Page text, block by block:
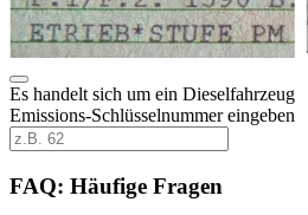
Es handelt sich um ein Dieselfahrzeug
Emissions-Schlüsselnummer eingeben
FAQ: Häufige Fragen